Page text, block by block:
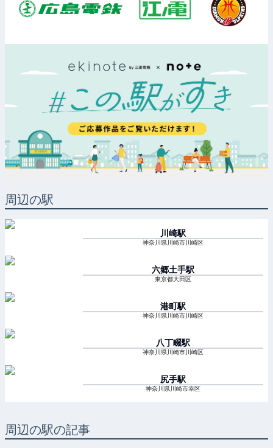
周辺の駅
川崎駅
神奈川県川崎市川崎区
六郷土手駅
東京都大田区
港町駅
神奈川県川崎市川崎区
八丁畷駅
神奈川県川崎市川崎区
尻手駅
神奈川県川崎市幸区
周辺の駅の記事